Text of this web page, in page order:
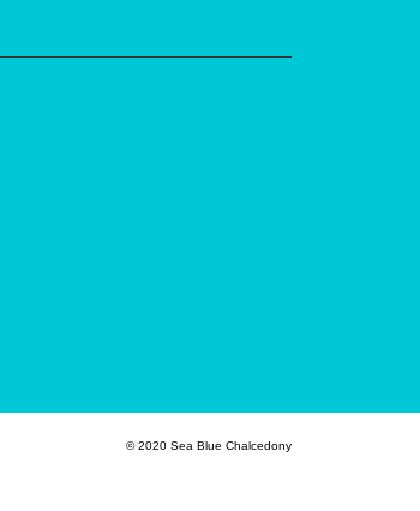
© 2020 Sea Blue Chalcedony